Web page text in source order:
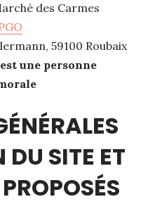
des Carmes
59100 Roubaix
une personne
DU SITE ET